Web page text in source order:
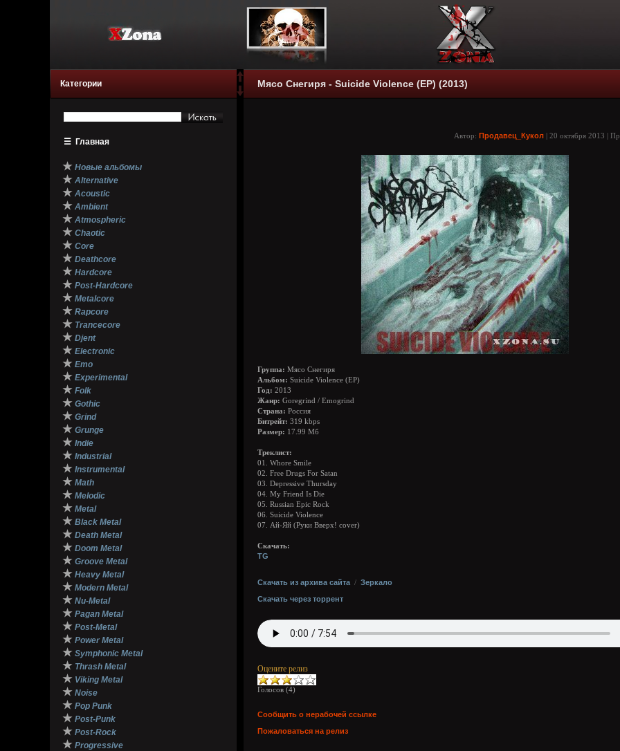
Категории
☰ Главная
★ Новые альбомы
★ Alternative
★ Acoustic
★ Ambient
★ Atmospheric
★ Chaotic
★ Core
★ Deathcore
★ Hardcore
★ Post-Hardcore
★ Metalcore
★ Rapcore
★ Trancecore
★ Djent
★ Electronic
★ Emo
★ Experimental
★ Folk
★ Gothic
★ Grind
★ Grunge
★ Indie
★ Industrial
★ Instrumental
★ Math
★ Melodic
★ Metal
★ Black Metal
★ Death Metal
★ Doom Metal
★ Groove Metal
★ Heavy Metal
★ Modern Metal
★ Nu-Metal
★ Pagan Metal
★ Post-Metal
★ Power Metal
★ Symphonic Metal
★ Thrash Metal
★ Viking Metal
★ Noise
★ Pop Punk
★ Post-Punk
★ Post-Rock
★ Progressive
Мясо Снегиря - Suicide Violence (EP) (2013)
Автор: Продавец_Кукол | 20 октября 2013 |
Группа: Мясо Снегиря
Альбом: Suicide Violence (EP)
Год: 2013
Жанр: Goregrind / Emogrind
Страна: Россия
Битрейт: 319 kbps
Размер: 17.99 Мб
Треклист:
01. Whore Smile
02. Free Drugs For Satan
03. Depressive Thursday
04. My Friend Is Die
05. Russian Epic Rock
06. Suicide Violence
07. Ай-Яй (Руки Вверх! cover)
Скачать:
TG
Скачать из архива сайта / Зеркало
Скачать через торрент
Оцените релиз
Голосов (4)
Сообщить о нерабочей ссылке
Пожаловаться на релиз